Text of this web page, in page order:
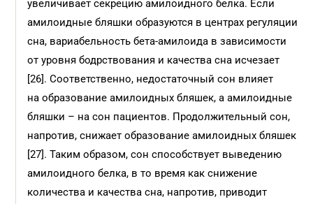
увеличивает секрецию амилоидного белка. Если
амилоидные бляшки образуются в центрах регуляции
сна, вариабельность бета-амилоида в зависимости
от уровня бодрствования и качества сна исчезает
[26]. Соответственно, недостаточный сон влияет
на образование амилоидных бляшек, а амилоидные
бляшки – на сон пациентов. Продолжительный сон,
напротив, снижает образование амилоидных бляшек
[27]. Таким образом, сон способствует выведению
амилоидного белка, в то время как снижение
количества и качества сна, напротив, приводит